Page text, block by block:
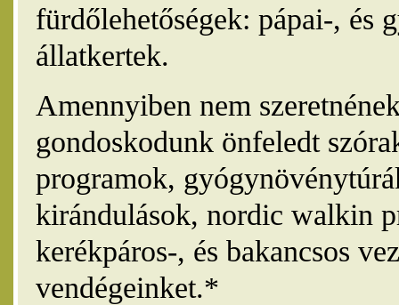
fürdőlehetőségek: pápai-, és
állatkertek.
Amennyiben nem
gondoskodunk önfeledt
programok,
kirándulások, nordic walkin
kerékpáros-, és bakancsos
vendégeinket.*